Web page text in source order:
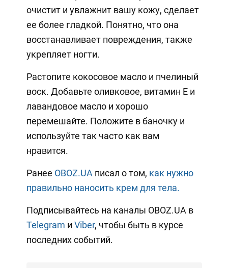
очистит и увлажнит вашу кожу, сделает
ее более гладкой. Понятно, что она
восстанавливает повреждения, также
укрепляет ногти.
Растопите кокосовое масло и пчелиный
воск. Добавьте оливковое, витамин Е и
лавандовое масло и хорошо
перемешайте. Положите в баночку и
используйте так часто как вам
нравится.
Ранее OBOZ.UA писал о том, как нужно
правильно наносить крем для тела.
Подписывайтесь на каналы OBOZ.UA в
Telegram и Viber, чтобы быть в курсе
последних событий.